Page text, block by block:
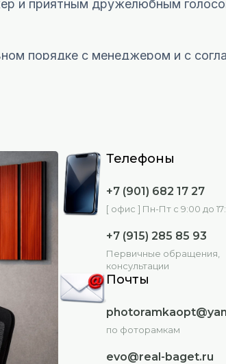
и приятным дружелюбным
порядке с менеджером и с
Екселе. Для их получения
устную консультацию,
Телефоны
+7 (901) 682 17 27
[ офис ] Пн-Пт с 9:00 до
+7 (915) 285 85 93
Первичные обращения,
консультации
Почты
по фоторамкам
evo@real-baget.ru